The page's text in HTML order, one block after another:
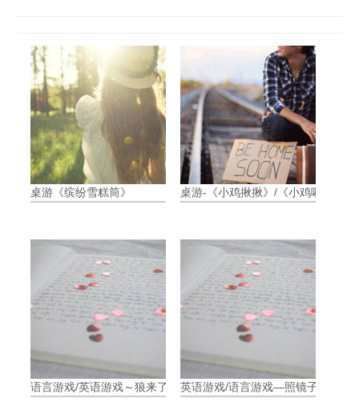
桌游《缤纷雪糕筒》 桌游-《小鸡揪揪》/《小鸡啾啾》游
语言游戏/英语游戏～狼来了 the wolf is coming英语游戏/语言游戏—照镜子 look at